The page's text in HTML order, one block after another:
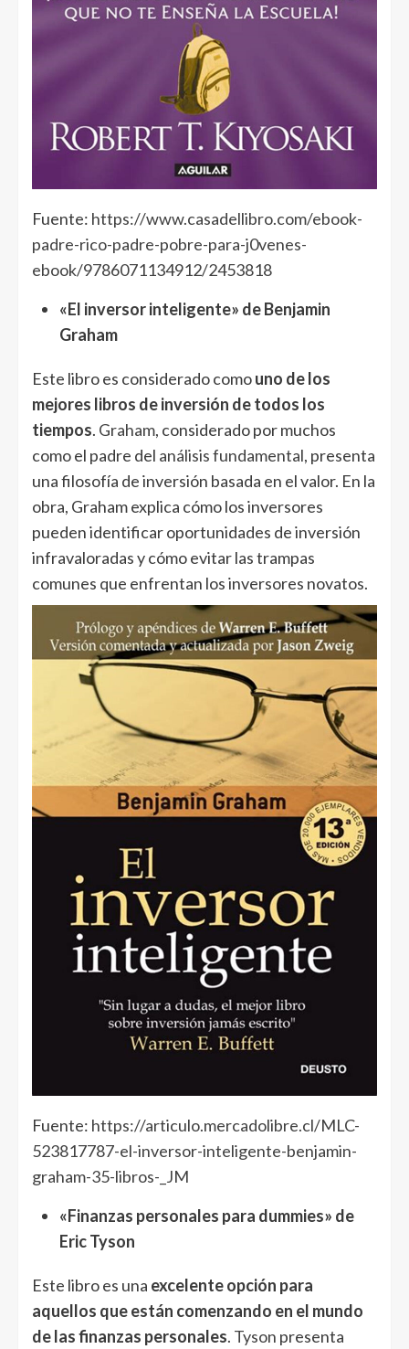
Fuente: https://www.casadellibro.com/ebook-
padre-rico-padre-pobre-para-j0venes-
ebook/9786071134912/2453818
«El inversor inteligente» de Benjamin
Graham
Este libro es considerado comouno de los
mejores libros de inversión de todos los
tiempos. Graham, considerado por muchos
como el padre del análisis fundamental, presenta
una filosofía de inversión basada en el valor. En la
obra, Graham explica cómo los inversores
pueden identificar oportunidades de inversión
infravaloradas y cómo evitar las trampas
comunes que enfrentan los inversores novatos.
Fuente: https://articulo.mercadolibre.cl/MLC-
523817787-el-inversor-inteligente-benjamin-
graham-35-libros-_JM
«Finanzas personales para dummies» de
Eric Tyson
Este libro es una excelente opción para
aquellos que están comenzando en el mundo
de las finanzas personales. Tyson presenta